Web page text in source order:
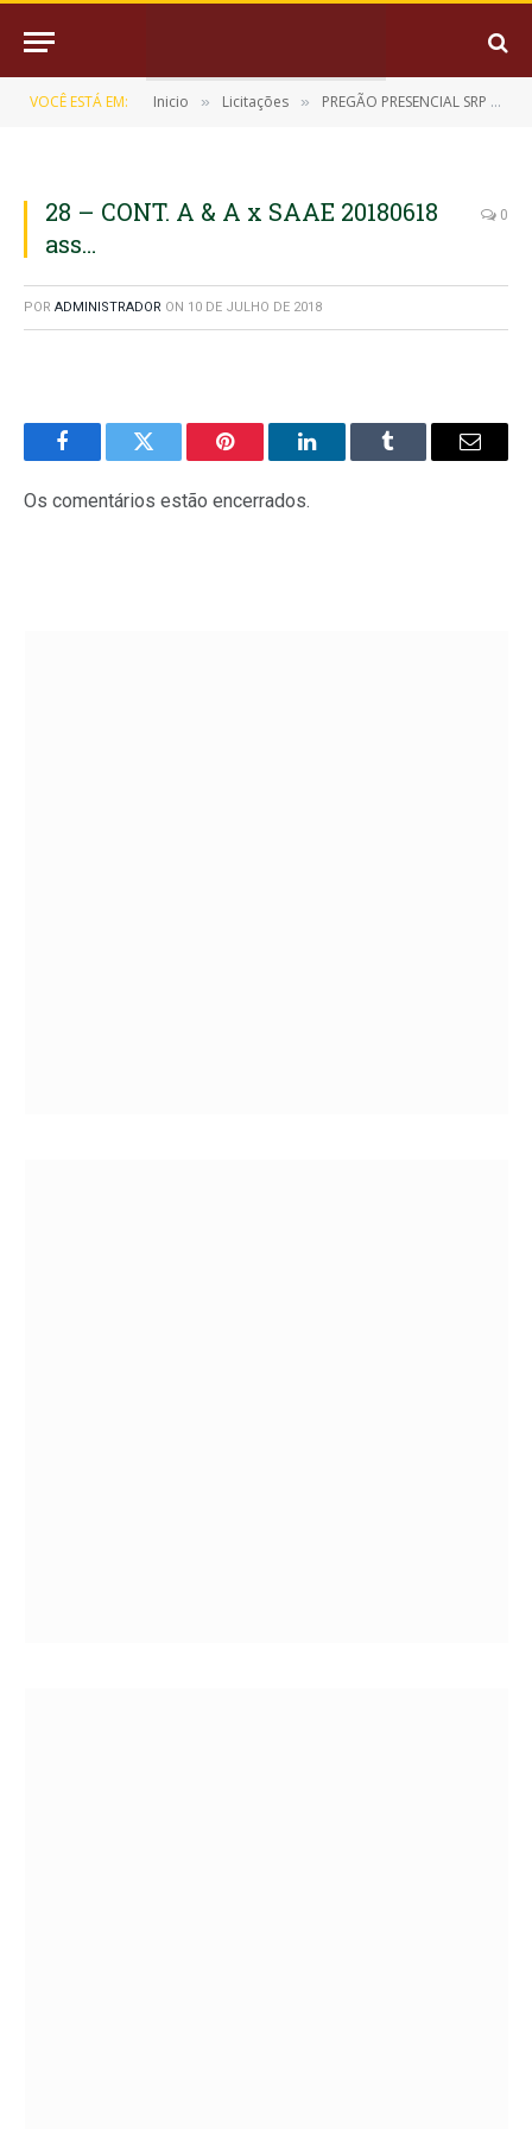
VOCÊ ESTÁ EM: Inicio » Licitações » PREGÃO PRESENCIAL SRP Nº 9/2018-003
28 – CONT. A & A x SAAE 20180618
ass…
0
POR ADMINISTRADOR ON 10 DE JULHO DE 2018
FacebookTwitter Pinterest LinkedInTumblr
E-
Os comentários estão encerrados.